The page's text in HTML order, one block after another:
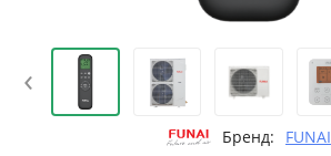
‹
Бренд: FUNAI